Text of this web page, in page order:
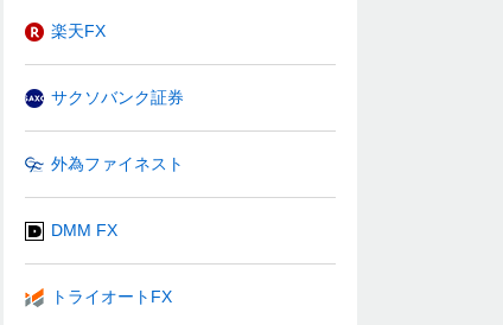
楽天FX
サクソバンク証券
外為ファイネスト
DMM FX
トライオートFX